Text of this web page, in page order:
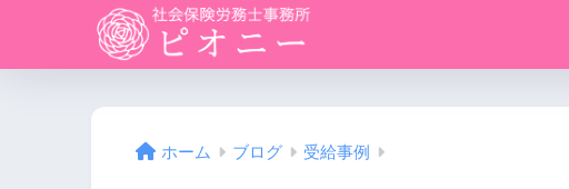
ホーム ブログ 受給事例